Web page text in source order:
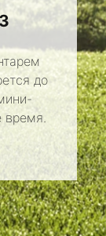
до
время.